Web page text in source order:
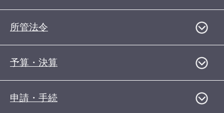
所管法令
予算・決算
申請・手続